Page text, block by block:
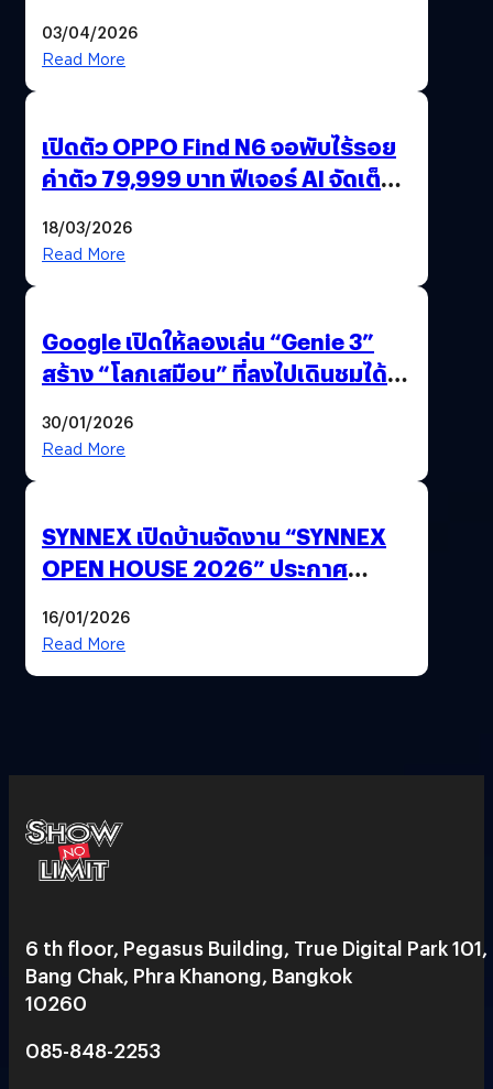
03/04/2026
Read More
เปิดตัว OPPO Find N6 จอพับไร้รอย
ค่าตัว 79,999 บาท ฟีเจอร์ AI จัดเต็ม
18/03/2026
Read More
Google เปิดให้ลองเล่น “Genie 3”
สร้าง “โลกเสมือน” ที่ลงไปเดินชมได้
30/01/2026
Read More
SYNNEX เปิดบ้านจัดงาน “SYNNEX
OPEN HOUSE 2026” ประกาศ
ได้ 53,000 ล้านบาท
16/01/2026
Read More
6 th floor, Pegasus Building, True Digital Park 101,
Bang Chak, Phra Khanong, Bangkok
10260
085-848-2253